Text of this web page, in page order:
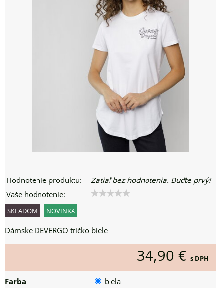
Hodnotenie produktu:
Zatiaľ bez hodnotenia. Buďte prvý!
Vaše hodnotenie:
SKLADOM NOVINKA
Dámske DEVERGO tričko biele
34,90 € s DPH
Farba biela